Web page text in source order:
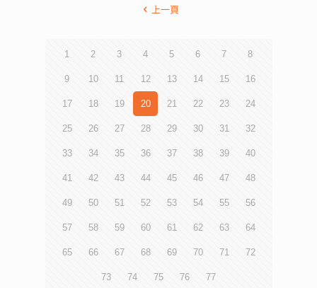
上一頁
1 2 3 4 5 6 7 8
9 10 11 12 13 14 15 16
17 18 19 20 21 22 23 24
25 26 27 28 29 30 31 32
33 34 35 36 37 38 39 40
41 42 43 44 45 46 47 48
49 50 51 52 53 54 55 56
57 58 59 60 61 62 63 64
65 66 67 68 69 70 71 72
73 74 75 76 77